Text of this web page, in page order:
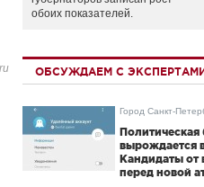
обоих показателей.
ОБСУЖДАЕМ С
Город Санкт-
Политическая
вырождается
Кандидаты от
перед новой